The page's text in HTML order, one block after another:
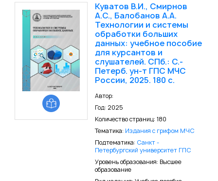
Куватов В.И., Смирнов
А.С., Балобанов А.А.
Технологии и системы
обработки больших
данных: учебное пособие
для курсантов и
слушателей. СПб.: С.-
Петерб. ун-т ГПС МЧС
России, 2025. 180 с.
Автор:
Год: 2025
Количество страниц: 180
Тематика: Издания с грифом МЧС
Подтематика: Санкт -
Петербургский университет ГПС
Уровень образования: Высшее
образование